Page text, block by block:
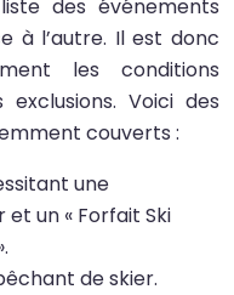
des événements
à l’autre. Il est donc
les conditions
Voici des
couverts :
une
un « Forfait Ski
de skier.